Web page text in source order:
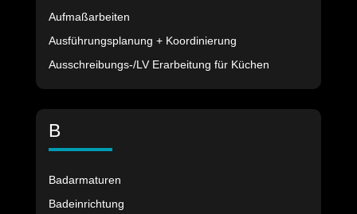
Aufmaßarbeiten
Ausführungsplanung + Koordinierung
Ausschreibungs-/LV Erarbeitung für Küchen
B
Badarmaturen
Badeinrichtung